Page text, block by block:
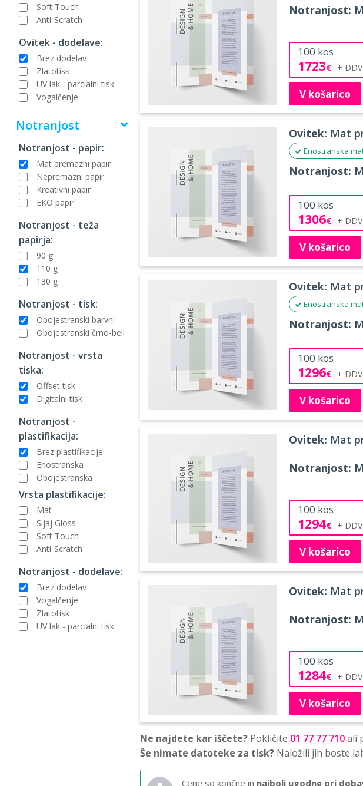
Soft Touch
Anti-Scratch
Ovitek - dodelave:
Brez dodelav
Zlatotisk
UV lak - parcialni tisk
Vogalčenje
Notranjost
Notranjost - papir:
Mat premazni papir
Nepremazni papir
Kreativni papir
EKO papir
Notranjost - teža
papirja:
90 g
110 g
130 g
Notranjost - tisk:
Obojestranski barvni
Obojestranski črno-beli
Notranjost - vrsta
tiska:
Offset tisk
Digitalni tisk
Notranjost -
plastifikacija:
Brez plastifikacije
Enostranska
Obojestranska
Vrsta plastifikacije:
Mat
Sijaj Gloss
Soft Touch
Anti-Scratch
Notranjost - dodelave:
Brez dodelav
Vogalčenje
Zlatotisk
UV lak - parcialni tisk
Notranjost:
100 kos
1723€
V košarico
Ovitek: Mat
Enostranska
Notranjost:
100 kos
1306€
V košarico
Ovitek: Mat
Enostranska
Notranjost:
100 kos
1296€
V košarico
Ovitek: Mat
Notranjost:
100 kos
1294€
V košarico
Ovitek: Mat
Notranjost:
100 kos
1284€
V košarico
Ne najdete kar iščete? Pokličite 01 77 77 710ali
Še nimate datoteke za tisk? Naložili jih boste
Cene so končne in najbolj ugodne pri